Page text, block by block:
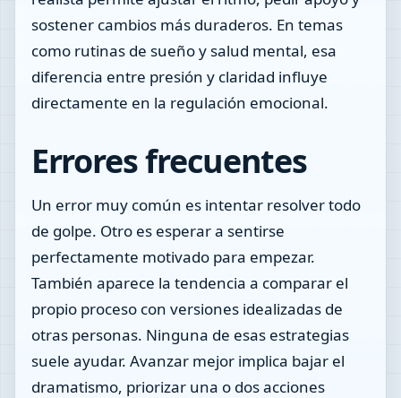
sostener cambios más duraderos. En temas
como rutinas de sueño y salud mental, esa
diferencia entre presión y claridad influye
directamente en la regulación emocional.
Errores frecuentes
Un error muy común es intentar resolver todo
de golpe. Otro es esperar a sentirse
perfectamente motivado para empezar.
También aparece la tendencia a comparar el
propio proceso con versiones idealizadas de
otras personas. Ninguna de esas estrategias
suele ayudar. Avanzar mejor implica bajar el
dramatismo, priorizar una o dos acciones